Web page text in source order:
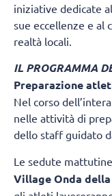
iniziative dedicate
sue eccellenze e
realtà locali.
IL PROGRAMMA
Preparazione
Nel corso
nelle attività di
dello staff guidato
Le sedute
Village Onda